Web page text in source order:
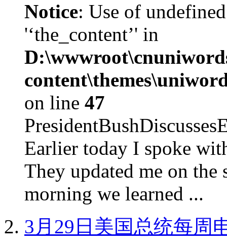
Notice: Use of
'‘the_content’' in
on line 47
Earlier today I spoke
They updated me on the
morning we learned ...
3月29日美国总统每周